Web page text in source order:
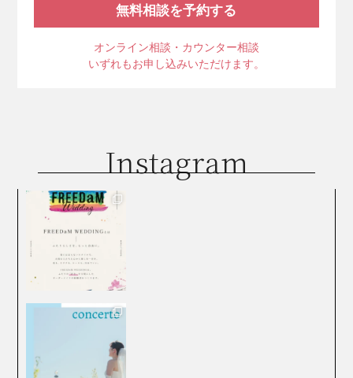
無料相談を予約する
オンライン相談・カウンター相談
いずれもお申し込みいただけます。
Instagram